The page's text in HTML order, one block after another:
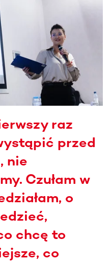
raz
przed
nie
Czułam w
o
chcę to
co